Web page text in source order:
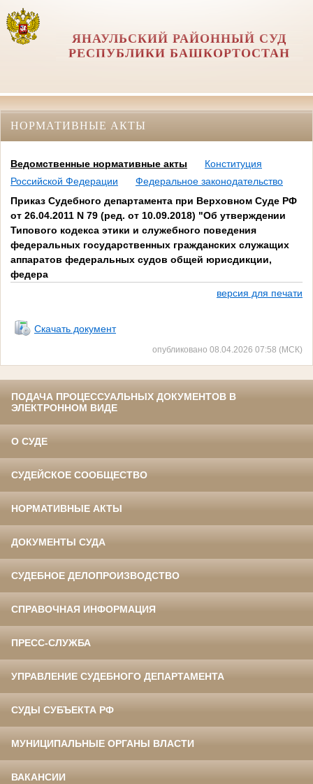
ЯНАУЛЬСКИЙ РАЙОННЫЙ СУД
РЕСПУБЛИКИ БАШКОРТОСТАН
НОРМАТИВНЫЕ АКТЫ
Ведомственные нормативные акты
Конституция
Российской Федерации
Федеральное законодательство
Приказ Судебного департамента при Верховном Суде РФ
от 26.04.2011 N 79 (ред. от 10.09.2018) "Об утверждении
Типового кодекса этики и служебного поведения
федеральных государственных гражданских служащих
аппаратов федеральных судов общей юрисдикции,
федера
версия для печати
Скачать документ
опубликовано 08.04.2026 07:58 (МСК)
ПОДАЧА ПРОЦЕССУАЛЬНЫХ ДОКУМЕНТОВ В
ЭЛЕКТРОННОМ ВИДЕ
О СУДЕ
СУДЕЙСКОЕ СООБЩЕСТВО
НОРМАТИВНЫЕ АКТЫ
ДОКУМЕНТЫ СУДА
СУДЕБНОЕ ДЕЛОПРОИЗВОДСТВО
СПРАВОЧНАЯ ИНФОРМАЦИЯ
ПРЕСС-СЛУЖБА
УПРАВЛЕНИЕ СУДЕБНОГО ДЕПАРТАМЕНТА
СУДЫ СУБЪЕКТА РФ
МУНИЦИПАЛЬНЫЕ ОРГАНЫ ВЛАСТИ
ВАКАНСИИ